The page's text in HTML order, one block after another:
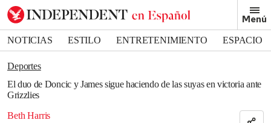
Menú
NOTICIAS ESTILO ENTRETENIMIENTO
ESPACIO
DEPORTES
Deportes
El duo de Doncic y James sigue haciendo de las suyas en victoria ante
Grizzlies
Beth Harris
Bookmark popover
Removed from bookmarks
Close popover